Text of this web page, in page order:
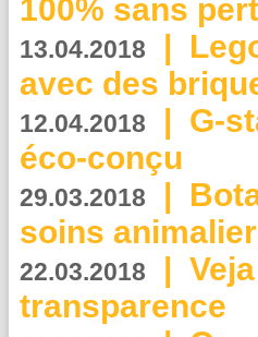
100% sans
13.04.2018 |
avec des
12.04.2018 | G-
éco-conçu
29.03.2018 |
soins
22.03.2018 |
transparence